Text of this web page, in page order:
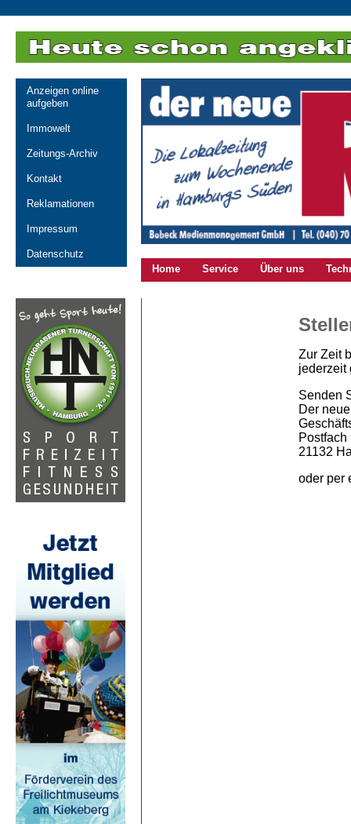
Anzeigen online
aufgeben
Immowelt
Zeitungs-Archiv
Kontakt
Reklamationen
Impressum
Datenschutz
Home
Service Über uns
Zur Zeit
jederzeit
Senden
Der
Postfach
21132
oder per